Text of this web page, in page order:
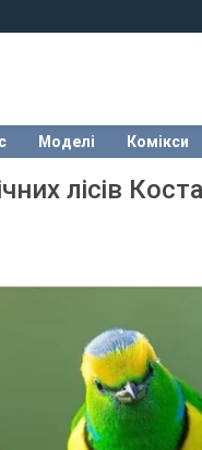
Моделі Комікси
лісів